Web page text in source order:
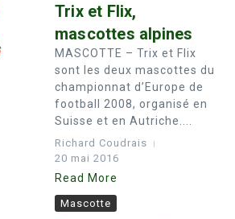
Trix et Flix,
mascottes alpines
MASCOTTE – Trix et Flix
sont les deux mascottes du
championnat d’Europe de
football 2008, organisé en
Suisse et en Autriche....
Richard Coudrais
20 mai 2016
Read More
Mascotte